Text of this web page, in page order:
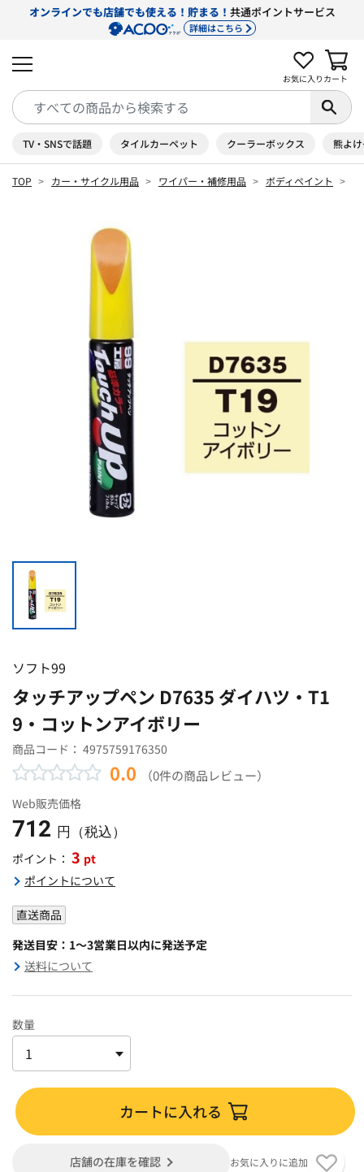
オンラインでも店舗でも使える！貯まる！ 共通ポイントサービス
詳細はこちら
お気に入り カート
TV・SNSで話題 タイルカーペット クーラーボックス 熊よ
TOP カー・サイクル用品 ワイパー・補修用品 ボディペイント
ソフト99
タッチアップペン D7635 ダイハツ・T1
9・コットンアイボリー
商品コード： 4975759176350
0.0 （0件の商品レビュー）
Web販売価格
712 円（税込）
ポイント： 3 pt
ポイントについて
直送商品
発送目安：1～3営業日以内に発送予定
送料について
数量
カートに入れる
店舗の在庫を確認 お気に入りに追加